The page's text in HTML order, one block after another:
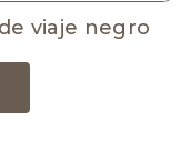
viaje negro